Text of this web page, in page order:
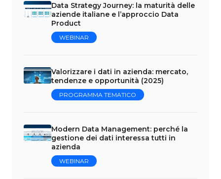
Data Strategy Journey: la maturità delle
aziende italiane e l’approccio Data
Product
WEBINAR
Valorizzare i dati in azienda: mercato,
tendenze e opportunità (2025)
PROGRAMMA TEMATICO
Modern Data Management: perché la
gestione dei dati interessa tutti in
azienda
WEBINAR